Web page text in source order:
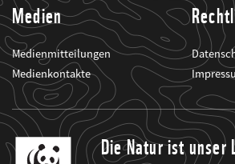
Medien
Medienmitteilungen
Medienkontakte
Die Natur ist unser